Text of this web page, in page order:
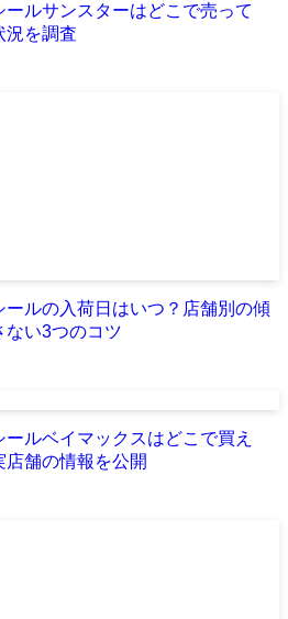
ルサンスターはどこで売って
況を調査
ールの入荷日はいつ？店舗別の傾
ない3つのコツ
ルベイマックスはどこで買え
店舗の情報を公開